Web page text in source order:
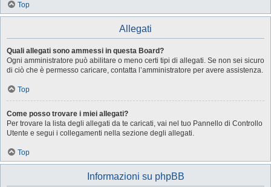
Top
Allegati
Quali allegati sono ammessi in questa Board?
Ogni amministratore può abilitare o meno certi tipi di allegati. Se non sei sicuro
di ciò che è permesso caricare, contatta l’amministratore per avere assistenza.
Top
Come posso trovare i miei allegati?
Per trovare la lista degli allegati da te caricati, vai nel tuo Pannello di Controllo
Utente e segui i collegamenti nella sezione degli allegati.
Top
Informazioni su phpBB